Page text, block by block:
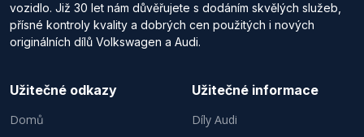
vozidlo. Již 30 let nám důvěřujete s dodáním skvělých služeb,
přísné kontroly kvality a dobrých cen použitých i nových
originálních dílů Volkswagen a Audi.
Užitečné odkazy
Domů
Užitečné informace
Díly Audi